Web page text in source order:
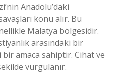
Anadolu’daki
konu alır. Bu
Malatya bölgesidir.
arasındaki bir
amaca sahiptir. Cihat ve
vurgulanır.